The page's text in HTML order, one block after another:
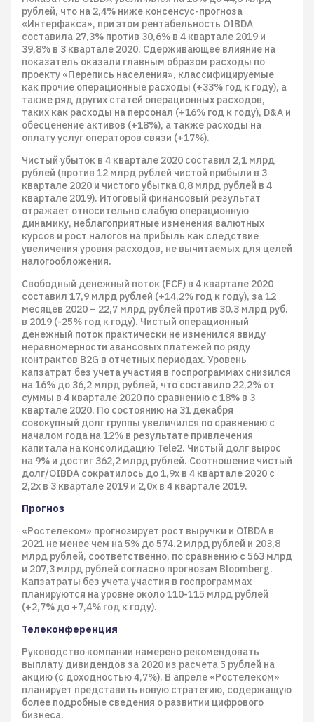
рублей, что на 2,4% ниже консенсус-прогноза
«Интерфакса», при этом рентабельность OIBDA
составила 27,3% против 30,6% в 4 квартале 2019 и
39,8% в 3 квартале 2020. Сдерживающее влияние на
показатель оказали главным образом расходы по
проекту «Перепись населения», классифицируемые
как прочие операционные расходы (+33% год к году), а
также ряд других статей операционных расходов,
таких как расходы на персонал (+16% год к году), D&A и
обесценение активов (+18%), а также расходы на
оплату услуг операторов связи (+17%).
Чистый убыток в 4 квартале 2020 составил 2,1 млрд
рублей (против 12 млрд рублей чистой прибыли в 3
квартале 2020 и чистого убытка 0,8 млрд рублей в 4
квартале 2019). Итоговый финансовый результат
отражает относительно слабую операционную
динамику, неблагоприятные изменения валютных
курсов и рост налогов на прибыль как следствие
увеличения уровня расходов, не вычитаемых для целей
налогообложения.
Свободный денежный поток (FCF) в 4 квартале 2020
составил 17,9 млрд рублей (+14,2% год к году), за 12
месяцев 2020 – 22,7 млрд рублей против 30.3 млрд руб.
в 2019 (-25% год к году). Чистый операционный
денежный поток практически не изменился ввиду
неравномерности авансовых платежей по ряду
контрактов B2G в отчетных периодах. Уровень
капзатрат без учета участия в госпрограммах снизился
на 16% до 36,2 млрд рублей, что составило 22,2% от
суммы в 4 квартале 2020 по сравнению с 18% в 3
квартале 2020. По состоянию на 31 декабря
совокупный долг группы увеличился по сравнению с
началом года на 12% в результате привлечения
капитала на консолидацию Tele2. Чистый долг вырос
на 9% и достиг 362,2 млрд рублей. Соотношение чистый
долг/OIBDA сократилось до 1,9x в 4 квартале 2020 с
2,2x в 3 квартале 2019 и 2,0x в 4 квартале 2019.
Прогноз
«Ростелеком» прогнозирует рост выручки и OIBDA в
2021 не менее чем на 5% до 574.2 млрд рублей и 203,8
млрд рублей, соответственно, по сравнению с 563 млрд
и 207,3 млрд рублей согласно прогнозам Bloomberg.
Капзатраты без учета участия в госпрограммах
планируются на уровне около 110-115 млрд рублей
(+2,7% до +7,4% год к году).
Телеконференция
Руководство компании намерено рекомендовать
выплату дивидендов за 2020 из расчета 5 рублей на
акцию (с доходностью 4,7%). В апреле «Ростелеком»
планирует представить новую стратегию, содержащую
более подробные сведения о развитии цифрового
бизнеса.